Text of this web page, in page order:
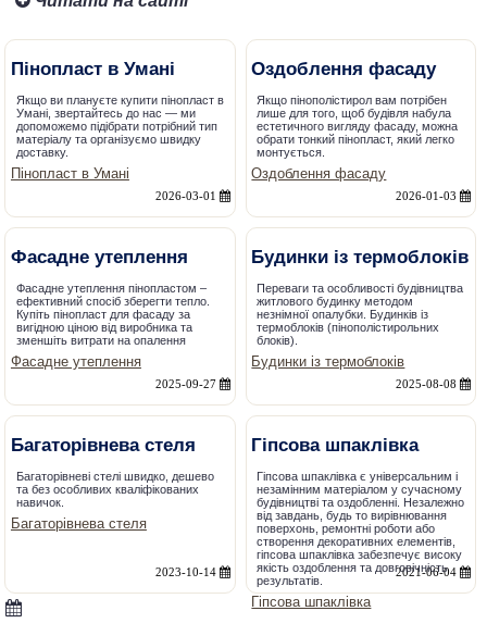
Пінопласт в Умані
Якщо ви плануєте купити пінопласт в
Умані, звертайтесь до нас — ми
допоможемо підібрати потрібний тип
матеріалу та організуємо швидку
доставку.
Пінопласт в Умані
2026-03-01
Оздоблення фасаду
Якщо пінополістирол вам потрібен
лише для того, щоб будівля набула
естетичного вигляду фасаду, можна
обрати тонкий пінопласт, який легко
монтується.
Оздоблення фасаду
2026-01-03
Фасадне утеплення
Фасадне утеплення пінопластом –
ефективний спосіб зберегти тепло.
Купіть пінопласт для фасаду за
вигідною ціною від виробника та
зменшіть витрати на опалення
Фасадне утеплення
2025-09-27
Будинки із термоблоків
Переваги та особливості будівництва
житлового будинку методом
незнімної опалубки. Будинків із
термоблоків (пінополістирольних
блоків).
Будинки із термоблоків
2025-08-08
Багаторівнева стеля
Багаторівневі стелі швидко, дешево
та без особливих кваліфікованих
навичок.
Багаторівнева стеля
2023-10-14
Гіпсова шпаклівка
Гіпсова шпаклівка є універсальним і
незамінним матеріалом у сучасному
будівництві та оздобленні. Незалежно
від завдань, будь то вирівнювання
поверхонь, ремонтні роботи або
створення декоративних елементів,
гіпсова шпаклівка забезпечує високу
якість оздоблення та довговічність
результатів.
Гіпсова шпаклівка
2021-06-04